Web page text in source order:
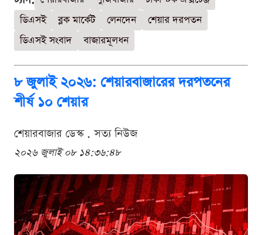
ডিএসই
ব্লক মার্কেট লেনদেন
শেয়ার দরপতন
ডিএসই সংবাদ
বাজারমূলধন
৮ জুলাই ২০২৬: শেয়ারবাজারের দরপতনের
শীর্ষ ১০ শেয়ার
শেয়ারবাজার ডেস্ক . সত্য নিউজ
২০২৬ জুলাই ০৮ ১৪:৩৬:৪৮